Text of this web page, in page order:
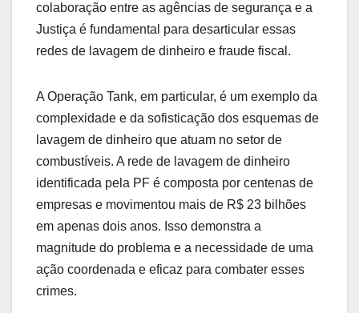
colaboração entre as agências de segurança e a
Justiça é fundamental para desarticular essas
redes de lavagem de dinheiro e fraude fiscal.
A Operação Tank, em particular, é um exemplo da
complexidade e da sofisticação dos esquemas de
lavagem de dinheiro que atuam no setor de
combustíveis. A rede de lavagem de dinheiro
identificada pela PF é composta por centenas de
empresas e movimentou mais de R$ 23 bilhões
em apenas dois anos. Isso demonstra a
magnitude do problema e a necessidade de uma
ação coordenada e eficaz para combater esses
crimes.